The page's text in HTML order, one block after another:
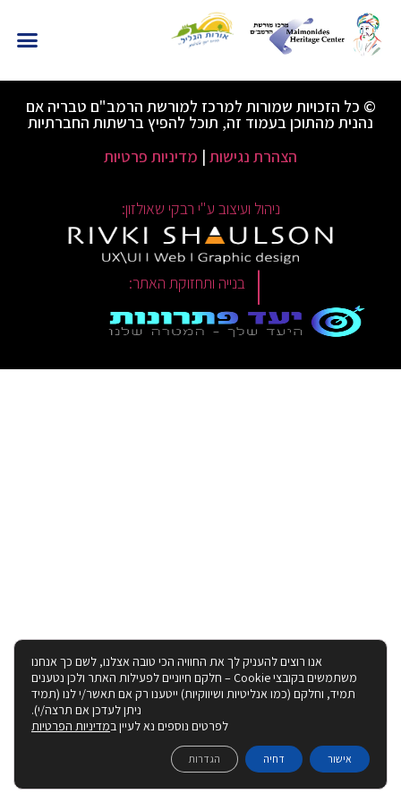
© כל הזכויות שמורות למרכז למורשת הרמב"ם טבריה אם
נהנית מהתוכן בעמוד זה, תוכל להפיץ ברשתות החברתיות
הצהרת נגישות | מדיניות פרטיות
ניהול ועיצוב ע"י רבקי שאולזון:
| בנייה ותחזוקת האתר:
אנו רוצים להעניק לך את החוויה הכי טובה אצלנו, לשם כך אנחנו
משתמשים בקובצי Cookie – חלקם חיוניים לפעילות האתר ולכן נטענים
תמיד, וחלקם (כמו אנליטיות ושיווקיות) ייטענו רק אם תאשר/י לנו (תמיד
ניתן לעדכן אם תרצה/י).
לפרטים נוספים נא לעיין במדיניות הפרטיות
אישור דחיה הגדרות